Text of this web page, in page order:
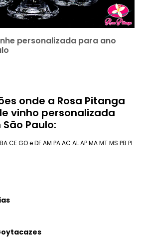
personalizada para ano
onde a Rosa Pitanga
vinho personalizada
Paulo:
BACEGO e DFAM PAAC ALAPMAMTMS PB PI